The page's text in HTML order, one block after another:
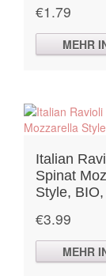
€1.79
MEHR
Italian
Spinat
Style,
€3.99
MEHR